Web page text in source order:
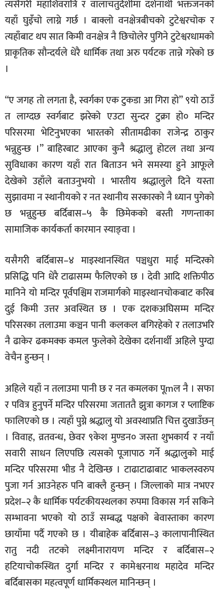
त्यसैगरी महाशिवरात्रि र वालाचतुर्दशीमा दर्शनार्थी भक्तजनको
यहाँ घुइँंचो लाग्ने गर्छ । बाक्लो वनक्षेत्रबीचको टुटेश्वरचोक र
त्यहाँबाट थप सात किमी वनक्षेत्र नै छिचोलेर पुगिने टुटेश्वरधामको
प्राकृतिक सौन्दर्यले धेरै धार्मिक तथा अरु पर्यटक तान्ने गरेको छ
।
“ए जगह तो लगता है, स्वर्गका एक टुकडा आ गिरा हो” ९यो ठाउँ
त लाग्दछ स्वर्गबाट झरेको एउटा सुन्दर टुक्रा हो० मन्दिर
परिसरमा भेटिनुभएका भारतको सीतामढीका राजेन्द्र ठाकुर
भन्नुहुन्छ ।” बाहिरबाट आएका कुनै श्रद्धालु होटल तथा अन्य
सुविधाका कारण यहाँ रात बिताउन भने समस्या हुने आफूले
देखेको उहाँले बताउनुभयो । भारतीय श्रद्धालुले दिने यस्ता
सुझावमा न स्थानीयको र नत स्थानीय सरकारको नै ध्यान पुगेको
छ भन्नुहुन्छ बर्दिबास–५ कै छिमेकको बस्ती गणन्ताका
सामाजिक कार्यकर्ता कारमान स्याङ्वा ।
यसैगरी बर्दिबास–४ माइस्थानस्थित पञ्चधुरा माई मन्दिरको
प्रसिद्धि पनि धेरै टाढासम्म फैलिएको छ । देवी आदि शक्तिपीठ
मानिने यो मन्दिर पूर्वपश्चिम राजमार्गको माइस्थानचोकबाट करिब
दुई किमी उत्तर अवस्थित छ । एक दशकअघिसम्म मन्दिर
परिसरका तलाउमा कञ्चन पानी कलकल बगिरहेको र तलाउभरि
नै ढाकेर ढकमक्क कमल फुलेको देखेका दर्शनार्थी अहिले पुग्दा
वेचैन हुन्छन् ।
अहिले यहाँ न तलाउमा पानी छ र नत कमलका पूmल नै । सफा
र पवित्र हुनुपर्ने मन्दिर परिसरमा जताततै झुत्रा कागज र प्लाष्टिक
फालिएको छ । त्यहाँ पुग्ने श्रद्धालु यो अवस्थाप्रति चित्त दुखाउँछन्
। विवाह, व्रतवन्ध, छेवर ९केश मुण्डन० जस्ता शुभकार्य र नयाँ
सवारी साधन लिएपछि त्यसको पूजापाठ गर्ने श्रद्धालुको माई
मन्दिर परिसरमा भीड नै देखिन्छ । टाढाटाढाबाट भाकलस्वरुप
पुजा गर्न आउनेहरु पनि बाक्लै हुन्छन् । जिल्लाको मात्र नभएर
प्रदेश–२ कै धार्मिक पर्यटकीयस्थलका रुपमा विकास गर्न सकिने
सम्भावना भएको यो ठाउँ सम्बद्ध पक्षको बेवास्ताका कारण
छायाँमा पर्दै गएको छ । यीबाहेक बर्दिबास–३ कालापानीस्थित
रातु नदी तटको लक्ष्मीनारायण मन्दिर र बर्दिबास–२
हटियाचोकस्थित दुर्गा मन्दिर र कामेश्वरनाथ महादेव मन्दिर
बर्दिबासका महत्वपूर्ण धार्मिकस्थल मानिन्छन् ।